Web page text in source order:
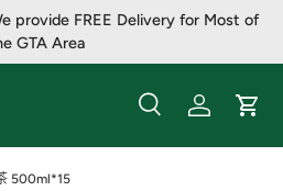
provide FREE Delivery for Most of
GTA Area
搜索 登录 大车
500ml*15